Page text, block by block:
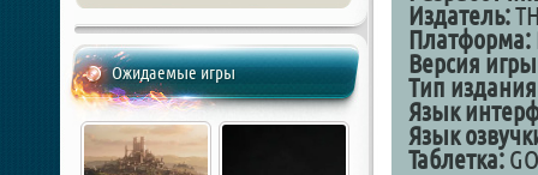
Ожидаемые игры
Издатель:
Платформа:
Версия игры
Тип
Язык
Язык
Таблетка: